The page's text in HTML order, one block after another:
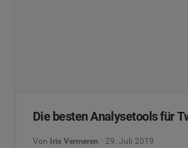
Die besten Analysetools für
Von Iris Vermeren 29. Juli 2019